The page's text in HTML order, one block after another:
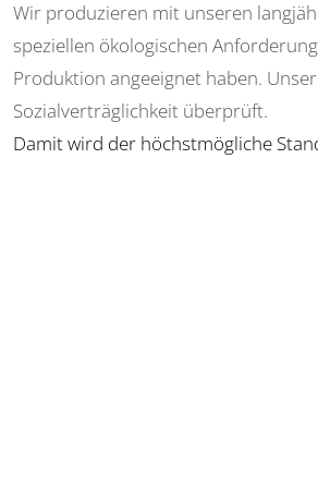
Wir produzieren mit unseren
speziellen ökologischen
Produktion angeeignet haben.
Sozialverträglichkeit überprüft.
Damit wird der höchstmögliche